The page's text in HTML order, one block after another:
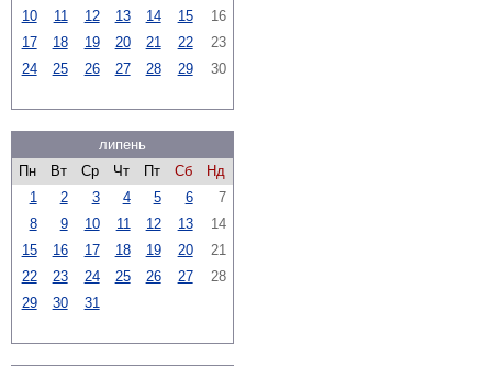
10
11 12 13 14 15
16
17
18 19 20 21 22
23
24
25 26 27 28 29 30
липень
Пн
Вт Ср Чт Пт Сб
Нд
1
2 3 4 5 6
7
8
9 10 11 12 13
14
15
16 17 18 19 20
21
22
23 24 25 26 27
28
29
30 31